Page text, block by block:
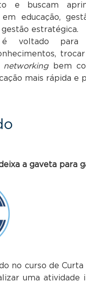
e buscam
educação,
estratégica.
voltado para
networkingbem
mais rápida e
a gaveta para
no curso de Curta
uma atividade